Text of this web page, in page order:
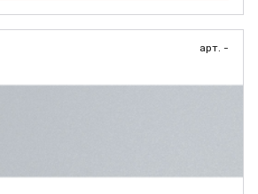
арт. -